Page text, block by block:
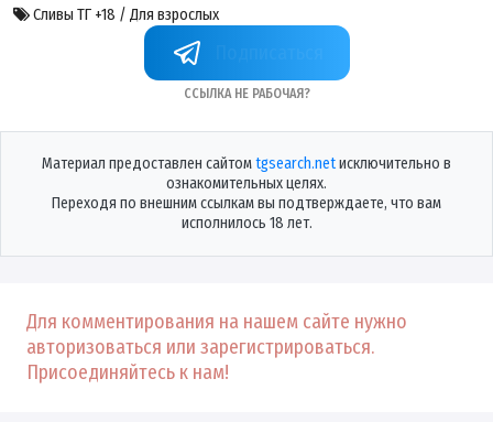
Сливы ТГ +18 / Для взрослых
Ссылка не рабочая?
Материал предоставлен сайтомtgsearch.netисключительно в
ознакомительных целях.
Переходя по внешним ссылкам вы подтверждаете, что вам
исполнилось 18 лет.
Для комментирования на нашем сайте нужно
авторизоваться или зарегистрироваться.
Присоединяйтесь к нам!